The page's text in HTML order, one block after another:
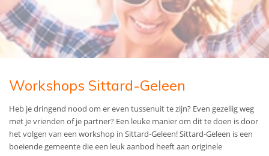
Workshops Sittard-Geleen
Heb je dringend nood om er even tussenuit te zijn? Even gezellig weg
met je vrienden of je partner? Een leuke manier om dit te doen is door
het volgen van een workshop in Sittard-Geleen! Sittard-Geleen is een
boeiende gemeente die een leuk aanbod heeft aan originele